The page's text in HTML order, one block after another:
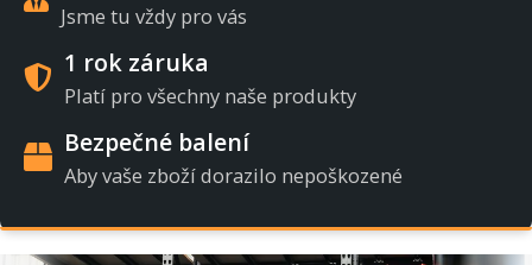
Jsme tu vždy pro vás
1 rok záruka
Platí pro všechny naše produkty
Bezpečné balení
Aby vaše zboží dorazilo nepoškozené